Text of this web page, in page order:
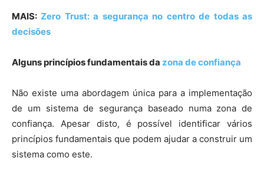
MAIS:Zero Trust: a segurança no centro de todas as
decisões
Alguns princípios fundamentais da zona de confiança
Não existe uma abordagem única para a implementação
de um sistema de segurança baseado numa zona de
confiança. Apesar disto, é possível identificar vários
princípios fundamentais que podem ajudar a construir um
sistema como este.